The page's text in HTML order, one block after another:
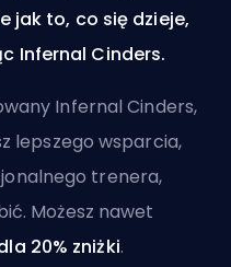
jak to, co się dzieje,
Infernal Cinders.
Infernal Cinders,
lepszego wsparcia,
trenera,
Możesz nawet
20% zniżki.